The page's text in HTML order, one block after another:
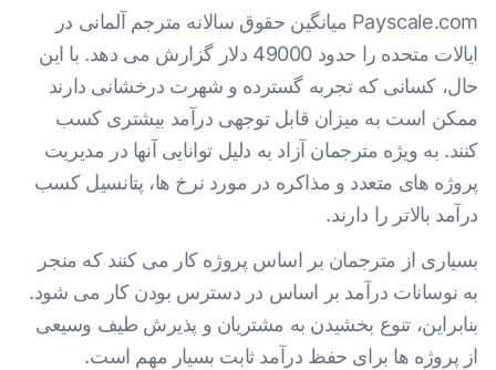
Payscale.com میانگین حقوق سالانه مترجم آلمانی در
ایالات متحده را حدود 49000 دلار گزارش می دهد. با این
حال، کسانی که تجربه گسترده و شهرت درخشانی دارند
ممکن است به میزان قابل توجهی درآمد بیشتری کسب
کنند. به ویژه مترجمان آزاد به دلیل توانایی آنها در مدیریت
پروژه های متعدد و مذاکره در مورد نرخ ها، پتانسیل کسب
درآمد بالاتر را دارند.
بسیاری از مترجمان بر اساس پروژه کار می کنند که منجر
به نوسانات درآمد بر اساس در دسترس بودن کار می شود.
بنابراین، تنوع بخشیدن به مشتریان و پذیرش طیف وسیعی
از پروژه ها برای حفظ درآمد ثابت بسیار مهم است.